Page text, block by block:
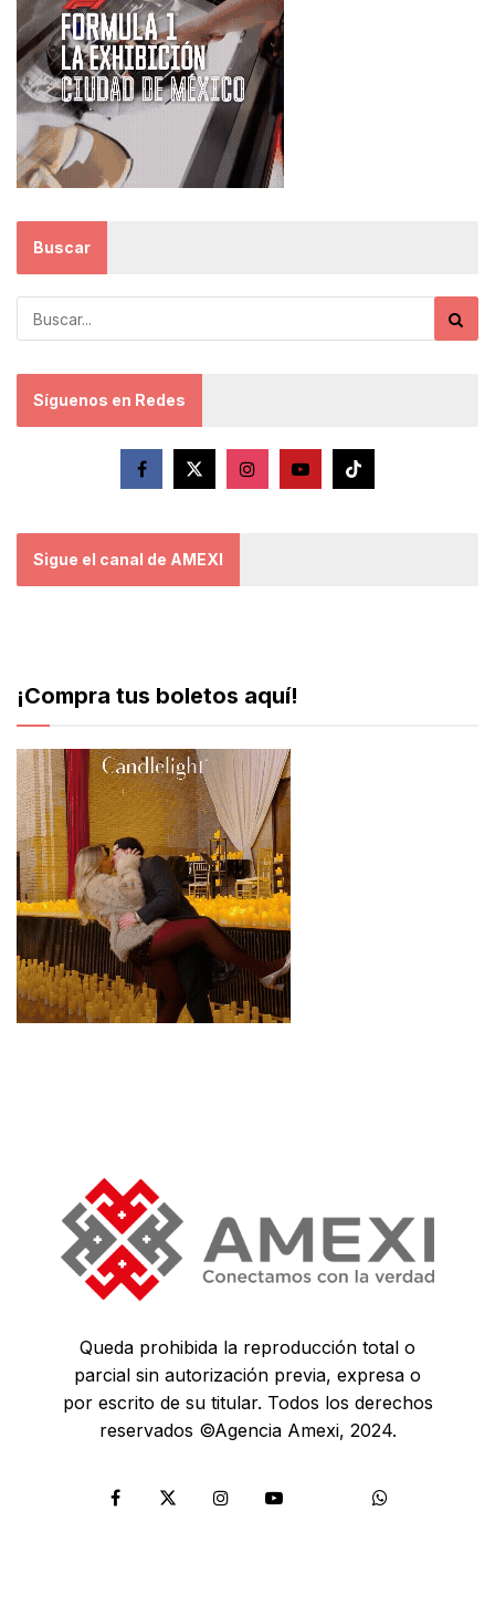
Buscar
Síguenos en Redes
Sigue el canal de AMEXI
¡Compra tus boletos aquí!
Queda prohibida la reproducción total o
parcial sin autorización previa, expresa o
por escrito de su titular. Todos los derechos
reservados ©Agencia Amexi, 2024.